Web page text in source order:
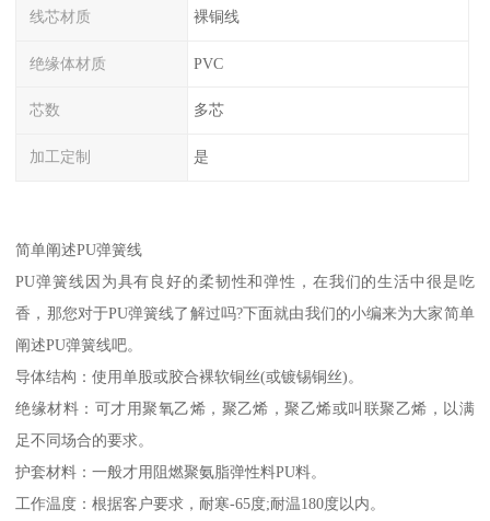
线芯材质 裸铜线
绝缘体材质 PVC
芯数 多芯
加工定制 是
简单阐述PU弹簧线
PU弹簧线因为具有良好的柔韧性和弹性，在我们的生活中很是吃
香，那您对于PU弹簧线了解过吗?下面就由我们的小编来为大家简单
阐述PU弹簧线吧。
导体结构：使用单股或胶合裸软铜丝(或镀锡铜丝)。
绝缘材料：可才用聚氧乙烯，聚乙烯，聚乙烯或叫联聚乙烯，以满
足不同场合的要求。
护套材料：一般才用阻燃聚氨脂弹性料PU料。
工作温度：根据客户要求，耐寒-65度;耐温180度以内。